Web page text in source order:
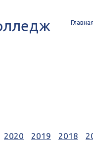
Главная
2020 2019 2018